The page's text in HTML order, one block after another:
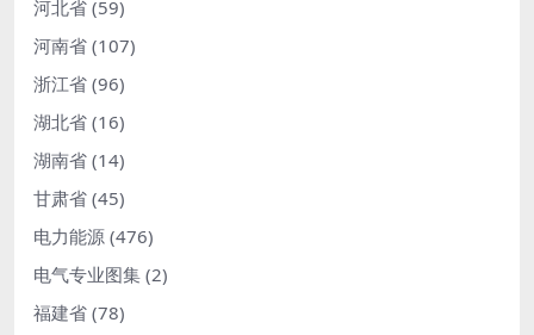
河北省 (59)
河南省 (107)
浙江省 (96)
湖北省 (16)
湖南省 (14)
甘肃省 (45)
电力能源 (476)
电气专业图集 (2)
福建省 (78)